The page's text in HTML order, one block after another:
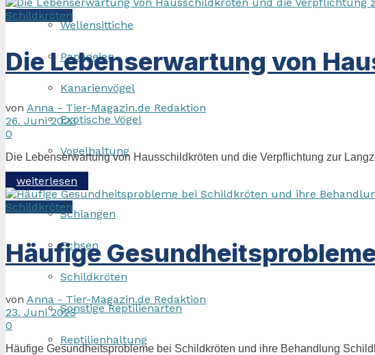
Wellensittiche
Papageien
Kanarienvögel
Exotische Vögel
Vogelhaltung
Reptilien
Schlangen
Echsen
Schildkröten
Sonstige Reptilienarten
Reptilienhaltung
Schildkröten
Die Lebenserwartung von
von Anna - Tier-Magazin.de Redaktion
26. Juni 2023
0
Die Lebenserwartung von Hausschildkröten und die Verpflichtung zur
weiterlesen
Schildkröten
Häufige
von Anna - Tier-Magazin.de Redaktion
23. Juni 2023
0
Häufige Gesundheitsprobleme bei Schildkröten und ihre Behandlung